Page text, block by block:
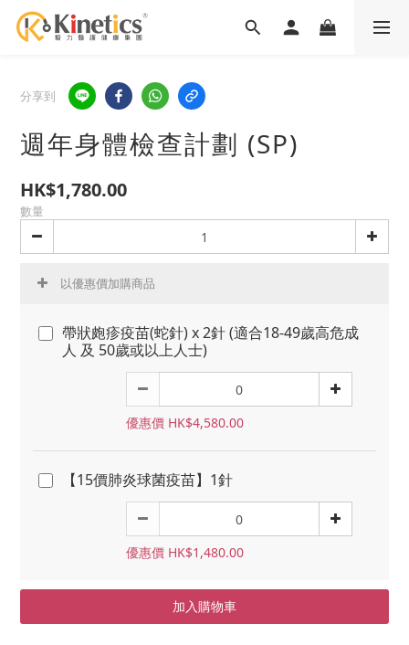
分享到
週年身體檢查計劃 (SP)
HK$1,780.00
數量
以優惠價加購商品
帶狀皰疹疫苗(蛇針) x 2針 (適合18-49歲高危成
人 及 50歲或以上人士)
優惠價 HK$4,580.00
【15價肺炎球菌疫苗】1針
優惠價 HK$1,480.00
加入購物車